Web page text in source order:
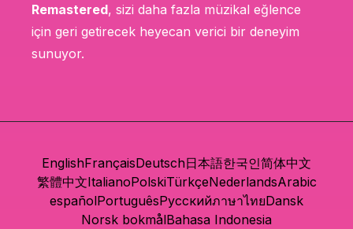
Remastered, sizi daha fazla müzikal eğlence
için geri getirecek heyecan verici bir deneyim
sunuyor.
EnglishFrançaisDeutsch日本語한국인简体中文
繁體中文ItalianoPolskiTürkçeNederlandsArabic
españolPortuguêsРусскийภาษาไทยDansk
Norsk bokmålBahasa Indonesia